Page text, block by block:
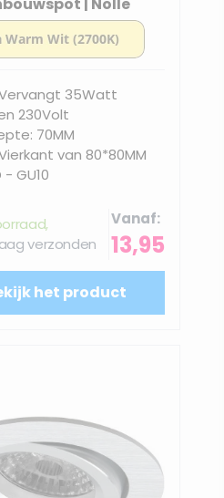
35Watt
230Volt
70MM
van 80*80MM
- GU10
verzonden
Vanaf
13,95
het product